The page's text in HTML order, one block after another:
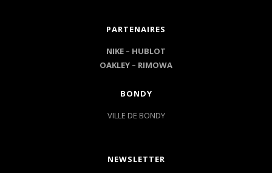
PARTENAIRES
NIKE – HUBLOT
OAKLEY – RIMOWA
BONDY
VILLE DE BONDY
NEWSLETTER